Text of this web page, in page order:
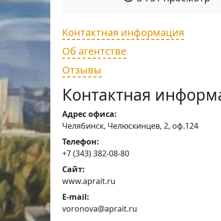
Контактная информация
Об агентстве
Отзывы
Контактная
Адрес офиса:
Челябинск, Челюскинцев, 2, оф.124
Телефон:
+7 (343) 382-08-80
Сайт:
www.aprait.ru
E-mail:
voronova@aprait.ru